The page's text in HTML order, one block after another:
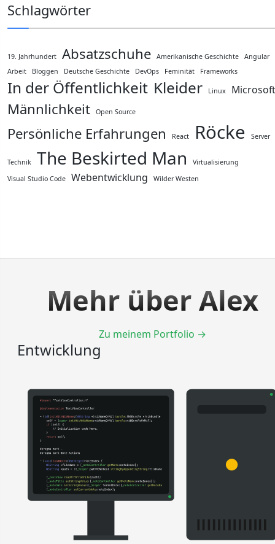
Schlagwörter
19. Jahrhundert Absatzschuhe Amerikanische Geschichte
Angular
Arbeit
Bloggen Deutsche Geschichte DevOps Feminität Frameworks
In der Öffentlichkeit Kleider Linux Microsoft
Männlichkeit Open Source
Persönliche Erfahrungen React Röcke Server
Technik The Beskirted Man
Virtualisierung
Visual Studio Code
Webentwicklung Wilder Westen
Mehr über Alex
Zu meinem Portfolio →
Entwicklung